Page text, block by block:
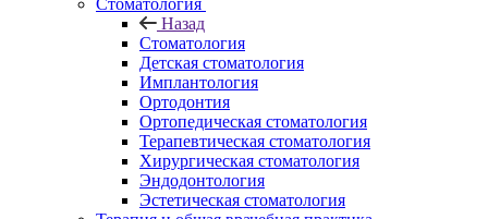
Стоматология
Назад
Стоматология
Детская стоматология
Имплантология
Ортодонтия
Ортопедическая стоматология
Терапевтическая стоматология
Хирургическая стоматология
Эндодонтология
Эстетическая стоматология